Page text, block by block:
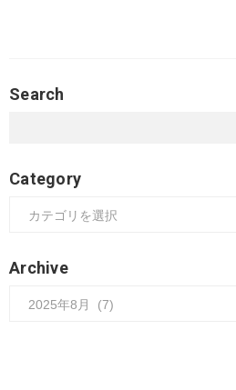
Search
Category
Archive